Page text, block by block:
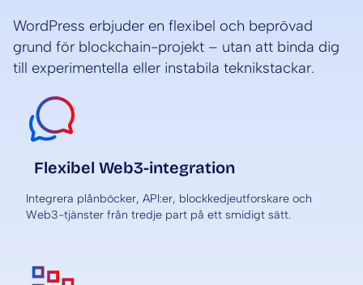
WordPress erbjuder en flexibel och beprövad
grund för blockchain-projekt – utan att binda dig
till experimentella eller instabila teknikstackar.
Flexibel Web3-integration
Integrera plånböcker, API:er, blockkedjeutforskare och
Web3-tjänster från tredje part på ett smidigt sätt.